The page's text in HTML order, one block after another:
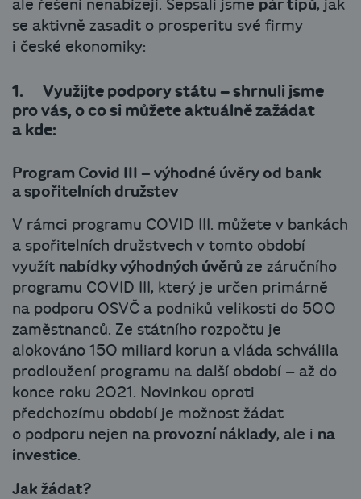
ale řešení nenabízejí. Sepsali jsme pár tipů, jak
se aktivně zasadit o prosperitu své firmy
i české ekonomiky:
1. Využijte podpory státu – shrnuli jsme
pro vás, o co si můžete aktuálně zažádat
a kde:
Program Covid III – výhodné úvěry od bank
a spořitelních družstev
V rámci programu COVID III. můžete v bankách
a spořitelních družstvech v tomto období
využít nabídky výhodných úvěrů ze záručního
programu COVID III, který je určen primárně
na podporu OSVČ a podniků velikosti do 500
zaměstnanců. Ze státního rozpočtu je
alokováno 150 miliard korun a vláda schválila
prodloužení programu na další období – až do
konce roku 2021. Novinkou oproti
předchozímu období je možnost žádat
o podporu nejen na provozní náklady, ale i na
investice.
Jak žádat?